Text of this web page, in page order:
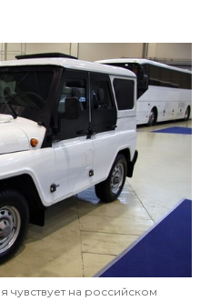
чувствует на российском